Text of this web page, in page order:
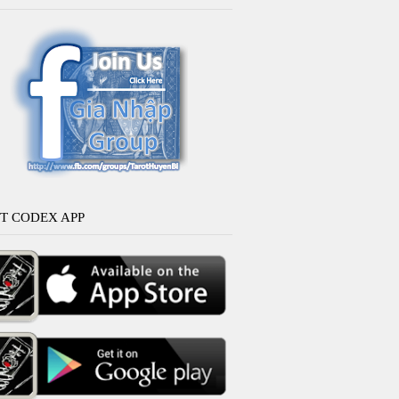
CODEX APP